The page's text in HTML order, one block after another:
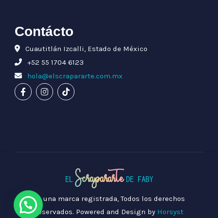
Contácto
Cuautitlán Izcalli, Estado de México
+52 55 1704 6123
hola@elscrapararte.com.mx
EL Scrapararte DE FABY
Es una marca registrada, Todos los derechos
reservados. Powered and Design by Horsyst